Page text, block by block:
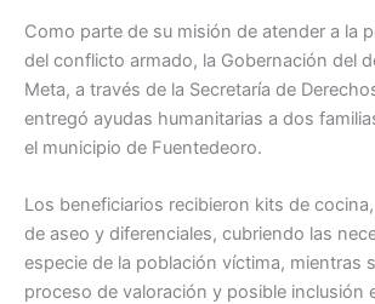
Como parte de su misión de atender a la
del conflicto armado, la Gobernación del
Meta, a través de la Secretaría de
entregó ayudas humanitarias a dos
el municipio de Fuentedeoro.
Los beneficiarios recibieron kits de
de aseo y diferenciales, cubriendo las
especie de la población víctima, mientras
proceso de valoración y posible inclusión